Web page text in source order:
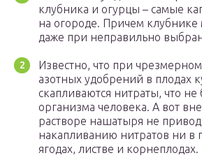
клубника и огурцы – самые
на огороде. Причем
даже при неправильно
Известно, что при
азотных удобрений в плодах
скапливаются нитраты, что не
организма человека. А вот
растворе нашатыря не
накапливанию нитратов ни в
ягодах, листве и корнеплодах.